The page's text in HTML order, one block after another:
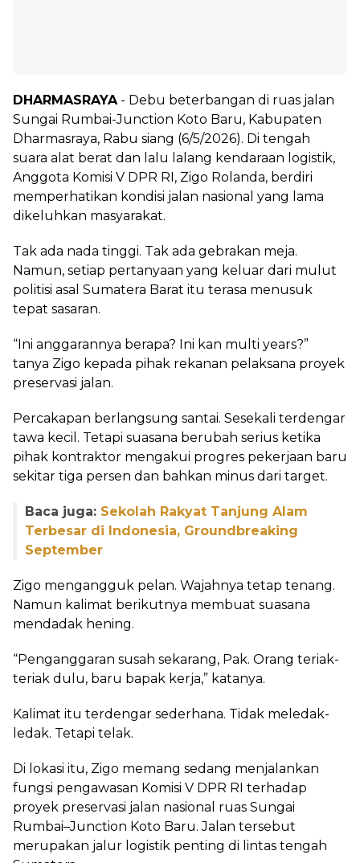
DHARMASRAYA- Debu beterbangan di ruas jalan
Sungai Rumbai-Junction Koto Baru, Kabupaten
Dharmasraya, Rabu siang (6/5/2026). Di tengah
suara alat berat dan lalu lalang kendaraan logistik,
Anggota Komisi V DPR RI, Zigo Rolanda, berdiri
memperhatikan kondisi jalan nasional yang lama
dikeluhkan masyarakat.
Tak ada nada tinggi. Tak ada gebrakan meja.
Namun, setiap pertanyaan yang keluar dari mulut
politisi asal Sumatera Barat itu terasa menusuk
tepat sasaran.
“Ini anggarannya berapa? Ini kan multi years?”
tanya Zigo kepada pihak rekanan pelaksana proyek
preservasi jalan.
Percakapan berlangsung santai. Sesekali terdengar
tawa kecil. Tetapi suasana berubah serius ketika
pihak kontraktor mengakui progres pekerjaan baru
sekitar tiga persen dan bahkan minus dari target.
Baca juga: Sekolah Rakyat Tanjung Alam
Terbesar di Indonesia, Groundbreaking
September
Zigo mengangguk pelan. Wajahnya tetap tenang.
Namun kalimat berikutnya membuat suasana
mendadak hening.
“Penganggaran susah sekarang, Pak. Orang teriak-
teriak dulu, baru bapak kerja,” katanya.
Kalimat itu terdengar sederhana. Tidak meledak-
ledak. Tetapi telak.
Di lokasi itu, Zigo memang sedang menjalankan
fungsi pengawasan Komisi V DPR RI terhadap
proyek preservasi jalan nasional ruas Sungai
Rumbai–Junction Koto Baru. Jalan tersebut
merupakan jalur logistik penting di lintas tengah